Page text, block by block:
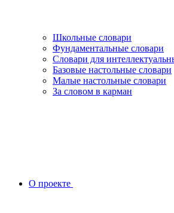
Школьные словари
Фундаментальные словари
Словари для
Базовые настольные словари
Малые настольные словари
За словом в карман
О проекте